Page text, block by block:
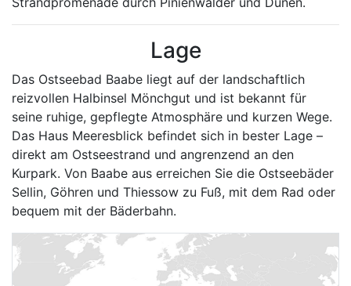
Lage
Das Ostseebad Baabe liegt auf der landschaftlich
reizvollen Halbinsel Mönchgut und ist bekannt für
seine ruhige, gepflegte Atmosphäre und kurzen Wege.
Das Haus Meeresblick befindet sich in bester Lage –
direkt am Ostseestrand und angrenzend an den
Kurpark. Von Baabe aus erreichen Sie die Ostseebäder
Sellin, Göhren und Thiessow zu Fuß, mit dem Rad oder
bequem mit der Bäderbahn.